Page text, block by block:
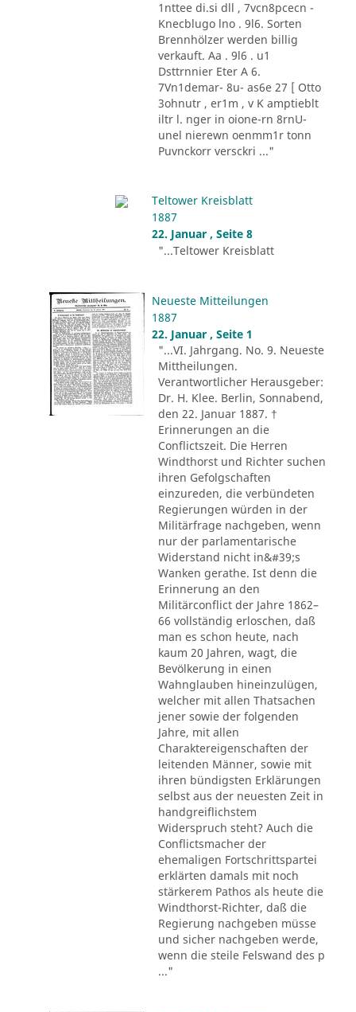
1nttee di.si dll , 7vcn8pcecn -
Knecblugo lno . 9l6. Sorten
Brennhölzer werden billig
verkauft. Aa . 9l6 . u1
Dsttrnnier Eter A 6.
7Vn1demar- 8u- as6e 27 [ Otto
3ohnutr , er1m , v K amptieblt
iltr l. nger in oione-rn 8rnU-
unel nierewn oenmm1r tonn
Puvnckorr versckri ..."
Teltower Kreisblatt
1887
22. Januar , Seite 8
"...Teltower Kreisblatt
Neueste Mitteilungen
1887
22. Januar , Seite 1
"...VI. Jahrgang. No. 9. Neueste
Mittheilungen.
Verantwortlicher Herausgeber:
Dr. H. Klee. Berlin, Sonnabend,
den 22. Januar 1887. †
Erinnerungen an die
Conflictszeit. Die Herren
Windthorst und Richter suchen
ihren Gefolgschaften
einzureden, die verbündeten
Regierungen würden in der
Militärfrage nachgeben, wenn
nur der parlamentarische
Widerstand nicht in&#39;s
Wanken gerathe. Ist denn die
Erinnerung an den
Militärconflict der Jahre 1862–
66 vollständig erloschen, daß
man es schon heute, nach
kaum 20 Jahren, wagt, die
Bevölkerung in einen
Wahnglauben hineinzulügen,
welcher mit allen Thatsachen
jener sowie der folgenden
Jahre, mit allen
Charaktereigenschaften der
leitenden Männer, sowie mit
ihren bündigsten Erklärungen
selbst aus der neuesten Zeit in
handgreiflichstem
Widerspruch steht? Auch die
Conflictsmacher der
ehemaligen Fortschrittspartei
erklärten damals mit noch
stärkerem Pathos als heute die
Windthorst-Richter, daß die
Regierung nachgeben müsse
und sicher nachgeben werde,
wenn die steile Felswand des p
..."